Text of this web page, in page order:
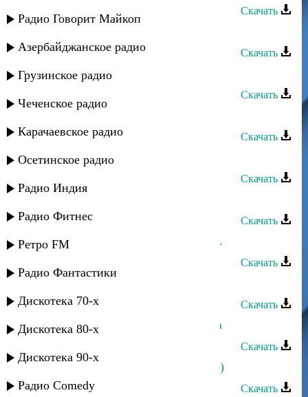
Радио Говорит Майкоп
Азербайджанское радио
Грузинское радио
Чеченское радио
Карачаевское радио
Осетинское радио
Радио Индия
Радио Фитнес
Ретро FM
Радио Фантастики
Дискотека 70-х
Дискотека 80-х
Дискотека 90-х
Радио Comedy
Скачать
Скачать
Мурад Садуев - О матери
Скачать
Скачать
Мурад Садуев - Вспоминая
Скачать
Скачать
Мурад Садуев - Сюймегис яшлар...
Скачать
Рассвет группа - Саида
Скачать
Алим Магомедов - Любимая Саида
Скачать
Эльчин Давудов - Саида (Закаталы)
Скачать